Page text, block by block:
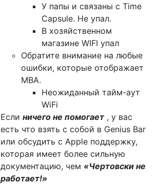
У папы и связаны с Time
Capsule. Не упал.
В хозяйственном
магазине WIFI упал
Обратите внимание на любые
ошибки, которые отображает
MBA.
Неожиданный тайм-аут
WiFi
Если ничего не помогает , у вас
есть что взять с собой в Genius Bar
или обсудить с Apple поддержку,
которая имеет более сильную
документацию, чем «Чертовски не
работает!»